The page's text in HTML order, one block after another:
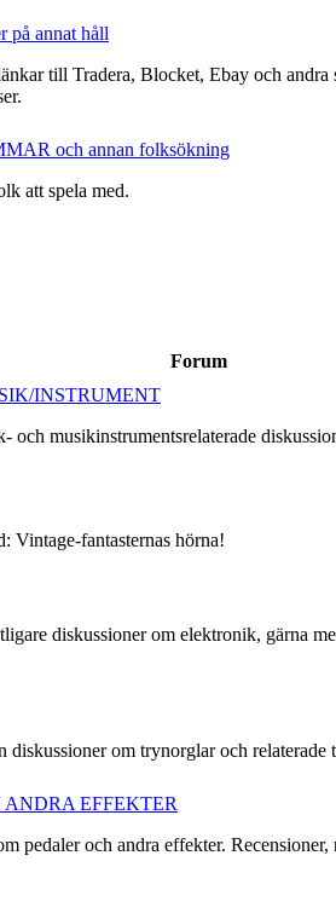
på annat håll
till Tradera, Blocket, Ebay och andra
och annan folksökning
att spela med.
Forum
INSTRUMENT
och musikinstrumentsrelaterade
Vintage-fantasternas hörna!
diskussioner om elektronik, gärna
diskussioner om trynorglar och relaterade
EFFEKTER
pedaler och andra effekter. Recensioner,